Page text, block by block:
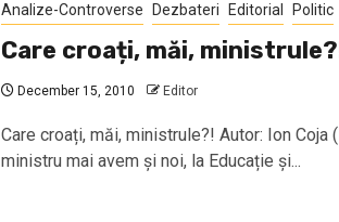
Analize-Controverse Dezbateri Editorial Politic
Care croați, măi,
December 15, 2010 Editor
Care croați, măi, ministrule?! Autor: Ion
ministru mai avem și noi, la Educație și...